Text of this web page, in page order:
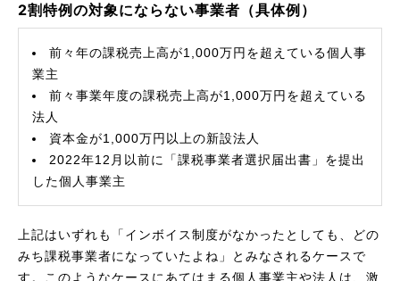
2割特例の対象にならない事業者（具体例）
前々年の課税売上高が1,000万円を超えている個人事
業主
前々事業年度の課税売上高が1,000万円を超えている
法人
資本金が1,000万円以上の新設法人
2022年12月以前に「課税事業者選択届出書」を提出
した個人事業主
上記はいずれも「インボイス制度がなかったとしても、どの
みち課税事業者になっていたよね」とみなされるケースで
す。このようなケースにあてはまる個人事業主や法人は、激